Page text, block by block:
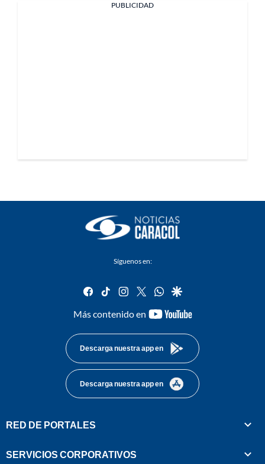
PUBLICIDAD
Síguenos en:
facebook
tiktok instagram
twitterwhatsapp
google
Más contenido en
youtube-
Descarga nuestra app en
Descarga nuestra app en
RED DE PORTALES
SERVICIOS CORPORATIVOS